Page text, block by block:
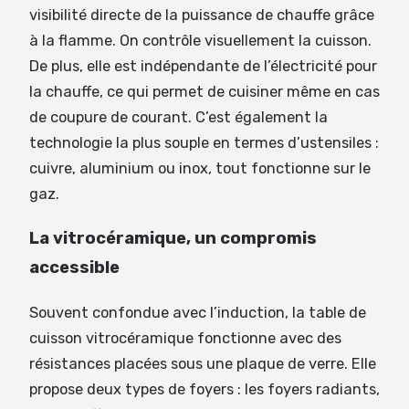
visibilité directe de la puissance de chauffe grâce
à la flamme. On contrôle visuellement la cuisson.
De plus, elle est indépendante de l’électricité pour
la chauffe, ce qui permet de cuisiner même en cas
de coupure de courant. C’est également la
technologie la plus souple en termes d’ustensiles :
cuivre, aluminium ou inox, tout fonctionne sur le
gaz.
La vitrocéramique, un compromis
accessible
Souvent confondue avec l’induction, la table de
cuisson vitrocéramique fonctionne avec des
résistances placées sous une plaque de verre. Elle
propose deux types de foyers : les foyers radiants,